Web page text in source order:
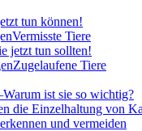
tun können!
Vermisste Tiere
jetzt tun sollten!
Zugelaufene Tiere
Warum ist sie so wichtig?
die Einzelhaltung von
und vermeiden